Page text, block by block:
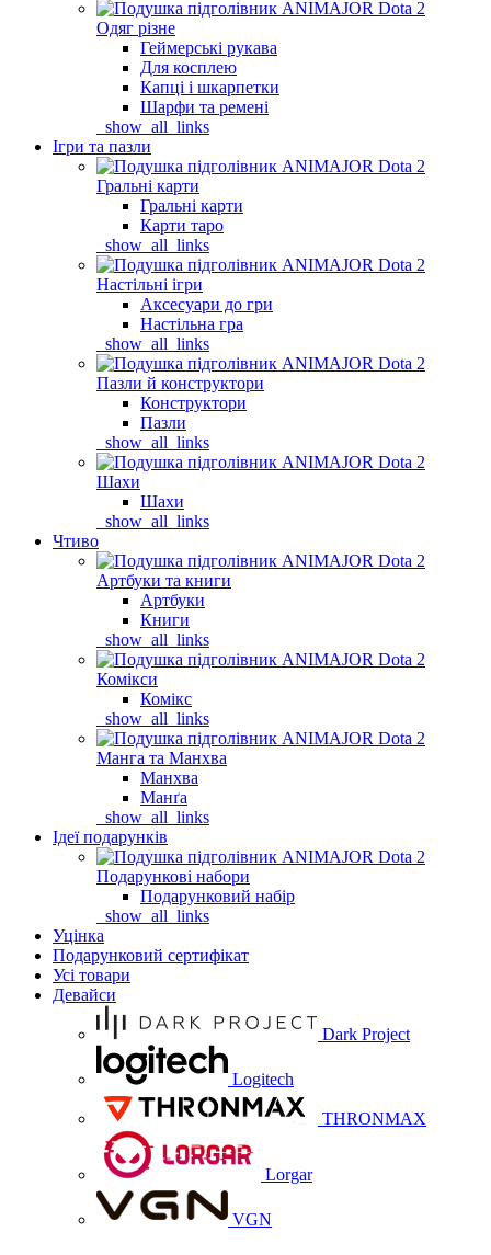
Одяг різне
Геймерські рукава
Для косплею
Капці і шкарпетки
Шарфи та ремені
_show_all_links
Ігри та пазли
Гральні карти
Гральні карти
Карти таро
_show_all_links
Настільні ігри
Аксесуари до гри
Настільна гра
_show_all_links
Пазли й конструктори
Конструктори
Пазли
_show_all_links
Шахи
Шахи
_show_all_links
Чтиво
Артбуки та книги
Артбуки
Книги
_show_all_links
Комікси
Комікс
_show_all_links
Манга та Манхва
Манхва
Манґа
_show_all_links
Ідеї подарунків
Подарункові набори
Подарунковий набір
_show_all_links
Уцінка
Подарунковий сертифікат
Усі товари
Девайси
Dark Project
Logitech
THRONMAX
Lorgar
VGN